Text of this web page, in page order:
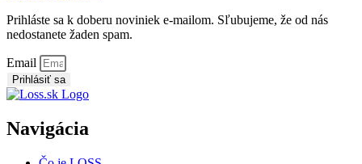
Prihláste sa k doberu noviniek e-mailom. Sľubujeme, že od nás
nedostanete žaden spam.
Email
Prihlásiť sa
Navigácia